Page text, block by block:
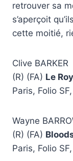
retrouver sa
s’aperçoit
cette moitié,
Clive BARKER
(R) (FA) Le
Paris, Folio
Wayne
(R) (FA)
Paris, Folio